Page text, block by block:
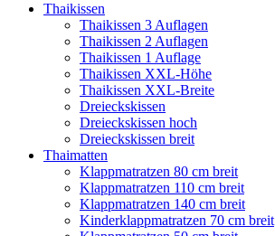
Thaikissen
Thaikissen 3 Auflagen
Thaikissen 2 Auflagen
Thaikissen 1 Auflage
Thaikissen XXL-Höhe
Thaikissen XXL-Breite
Dreieckskissen
Dreieckskissen hoch
Dreieckskissen breit
Thaimatten
Klappmatratzen 80 cm breit
Klappmatratzen 110 cm breit
Klappmatratzen 140 cm breit
Kinderklappmatratzen 70 cm breit